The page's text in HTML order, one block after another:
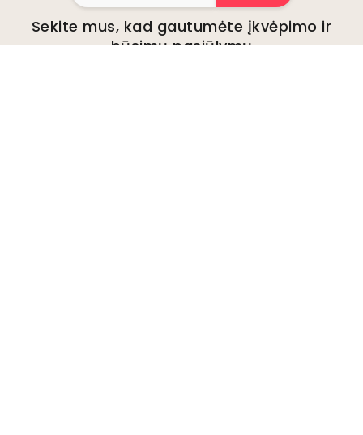
Sekite mus, kad gautumėte įkvėpimo ir
būsimų pasiūlymų